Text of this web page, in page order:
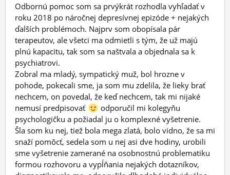
Odbornú pomoc som sa prvýkrát rozhodla vyhľadať v
roku 2018 po náročnej depresívnej epizóde + nejakých
ďalších problémoch. Najprv som obopísala pár
terapeutov, ale všetci ma odmietli s tým, že už majú
plnú kapacitu, tak som sa naštvala a objednala sa k
psychiatrovi.
Zobral ma mladý, sympatický muž, bol hrozne v
pohode, pokecali sme, ja som mu zdelila, že lieky brať
nechcem, on povedal, že keď nechcem, tak mi nijaké
nemusí predpisovať
odporučil mi kolegyňu
psychologičku a požiadal ju o komplexné vyšetrenie.
Šla som ku nej, tiež bola mega zlatá, bolo vidno, že sa mi
snaží pomôcť, sedela som u nej asi dve hodiny, urobili
sme vyšetrenie zamerané na osobnostnú problematiku
formou rozhovoru a vypĺňania nejakých dotazníkov,